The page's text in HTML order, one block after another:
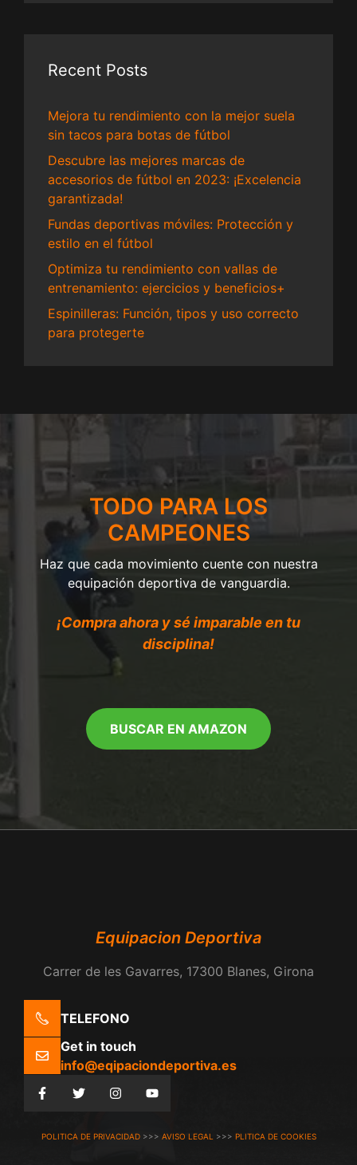
Recent Posts
Mejora tu rendimiento con la mejor suela
sin tacos para botas de fútbol
Descubre las mejores marcas de
accesorios de fútbol en 2023: ¡Excelencia
garantizada!
Fundas deportivas móviles: Protección y
estilo en el fútbol
Optimiza tu rendimiento con vallas de
entrenamiento: ejercicios y beneficios+
Espinilleras: Función, tipos y uso correcto
para protegerte
TODO PARA LOS
CAMPEONES
Haz que cada movimiento cuente con nuestra
equipación deportiva de vanguardia.
¡Compra ahora y sé imparable en tu
disciplina!
BUSCAR EN AMAZON
Equipacion Deportiva
Carrer de les Gavarres, 17300 Blanes, Girona
TELEFONO
Get in touch
info@eqipaciondeportiva.es
POLITICA DE PRIVACIDAD>>> AVISO LEGAL >>> PLITICA DE COOKIES